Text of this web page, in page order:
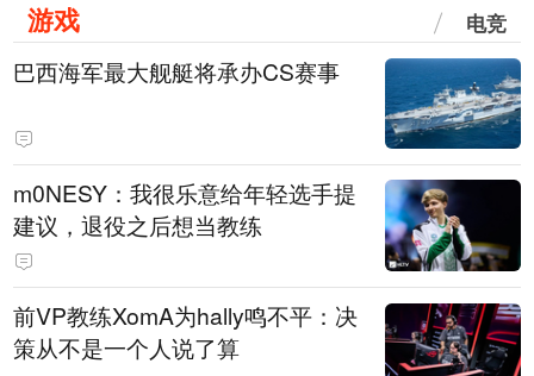
游戏 电竞
巴西海军最大舰艇将承办CS赛事
m0NESY：我很乐意给年轻选手提
建议，退役之后想当教练
前VP教练XomA为hally鸣不平：决
策从不是一个人说了算